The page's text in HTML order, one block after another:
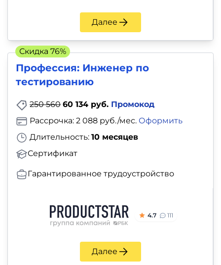
Далее
Профессия: Инженер по
тестированию
250 560 60 134 руб. Промокод
Длительность: 10 месяцев
Сертификат
Рассрочка: 2 088 руб./мес. Оформить
Гарантированное трудоустройство
4.7 111
Далее
Скидка 76%